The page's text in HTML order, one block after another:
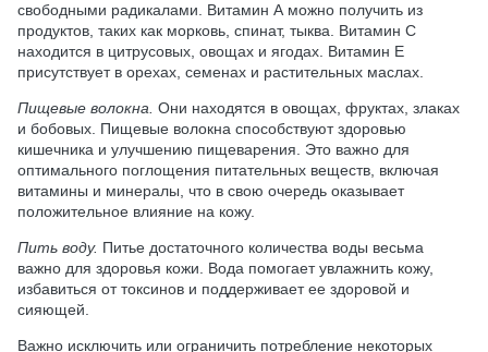
свободными радикалами. Витамин А можно получить из
продуктов, таких как морковь, спинат, тыква. Витамин С
находится в цитрусовых, овощах и ягодах. Витамин Е
присутствует в орехах, семенах и растительных маслах.
Пищевые волокна. Они находятся в овощах, фруктах, злаках
и бобовых. Пищевые волокна способствуют здоровью
кишечника и улучшению пищеварения. Это важно для
оптимального поглощения питательных веществ, включая
витамины и минералы, что в свою очередь оказывает
положительное влияние на кожу.
Пить воду. Питье достаточного количества воды весьма
важно для здоровья кожи. Вода помогает увлажнить кожу,
избавиться от токсинов и поддерживает ее здоровой и
сияющей.
Важно исключить или ограничить потребление некоторых